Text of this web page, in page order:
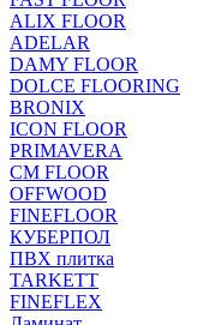
ALIX FLOOR
ADELAR
DAMY FLOOR
DOLCE FLOORING
BRONIX
ICON FLOOR
PRIMAVERA
CM FLOOR
OFFWOOD
FINEFLOOR
КУБЕРПОЛ
ПВХ плитка
TARKETT
FINEFLEX